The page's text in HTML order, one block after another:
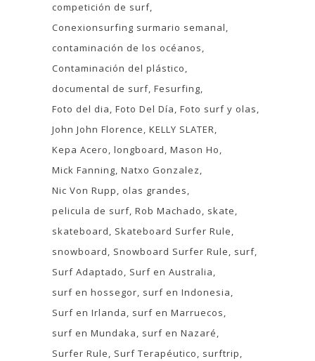
competición de surf
Conexionsurfing surmario semanal
contaminación de los océanos
Contaminación del plástico
documental de surf Fesurfing
Foto del dia Foto Del Día Foto surf y olas
John John Florence KELLY SLATER
Kepa Acero longboard Mason Ho
Mick Fanning Natxo Gonzalez
Nic Von Rupp
olas grandes
pelicula de surf Rob Machado
skate
skateboard
Skateboard Surfer Rule
snowboard
Snowboard Surfer Rule
surf
Surf Adaptado
Surf en Australia
surf en hossegor surf en Indonesia
Surf en Irlanda
surf en Marruecos
surf en Mundaka
surf en Nazaré
Surfer Rule
Surf Terapéutico
surftrip